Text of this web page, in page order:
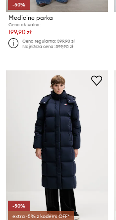
-50%
Medicine parka
Cena aktualna:
199,90 zł
Cena regularna:399,90 zł
Najniższa cena:399,90 zł
-50%
extra -5% z kodem: OFF*